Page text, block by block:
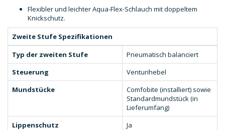
Flexibler und leichter Aqua-Flex-Schlauch mit doppeltem
Knickschutz.
Zweite Stufe Spezifikationen
Typ der zweiten Stufe
Pneumatisch balanciert
Steuerung
Venturihebel
Mundstücke
Comfobite (installiert) sowie
Standardmundstück (in
Lieferumfang)
Lippenschutz
Ja